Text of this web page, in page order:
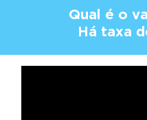
Qual é o
Há taxa